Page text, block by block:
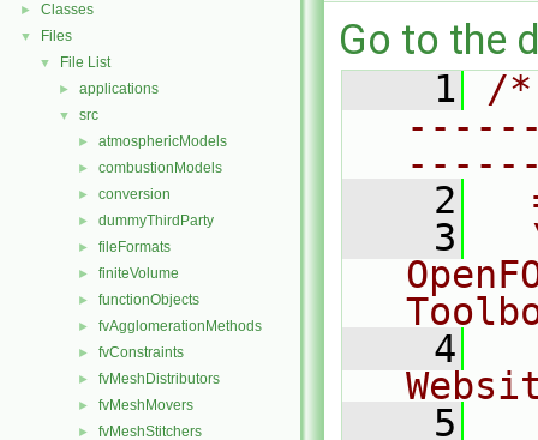
► Classes
▼ Files
▼ File List
► applications
▼ src
► atmosphericModels
► combustionModels
► conversion
► dummyThirdParty
► fileFormats
► finiteVolume
► functionObjects
► fvAgglomerationMethods
► fvConstraints
► fvMeshDistributors
► fvMeshMovers
► fvMeshStitchers
Go to the
    1
/
    2
    3
    4
    5